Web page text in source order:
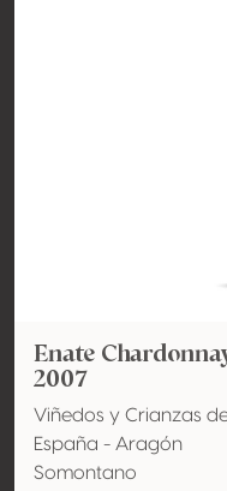
Enate
2007
Viñedos y Crianzas
España - Aragón
Somontano